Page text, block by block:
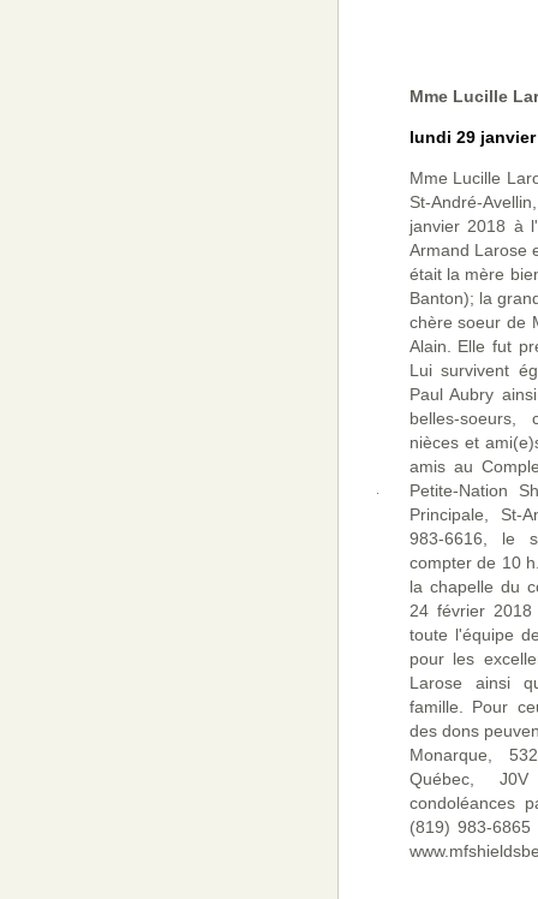
Mme Lucille
lundi 29 janvier
Mme Lucille
St-André-
janvier 2018 à
Armand Larose
était la mère
Banton); la
chère soeur de
Alain. Elle fut
Lui survivent
Paul Aubry
belles-soeurs,
nièces et
amis au
Petite-Nation
Principale, St-
983-6616, le
compter de 10
la chapelle du
24 février
toute l'équipe
pour les
Larose ainsi
famille. Pour
des dons
Monarque,
Québec,
condoléances
(819) 983-